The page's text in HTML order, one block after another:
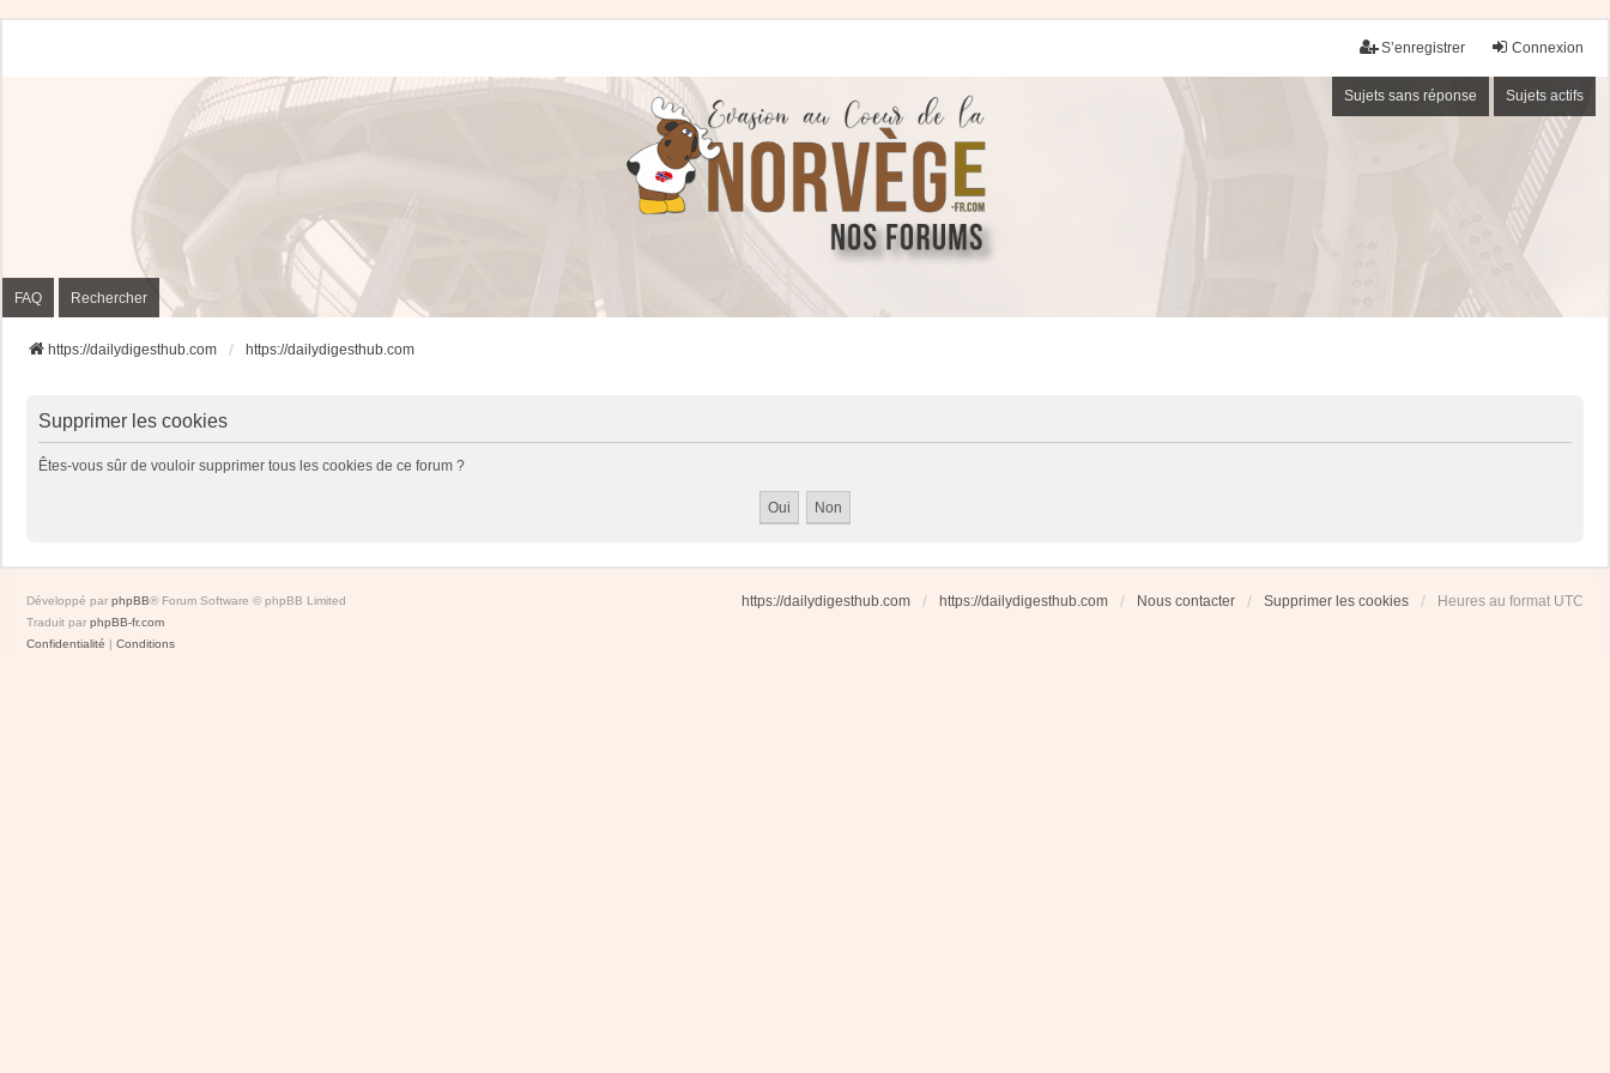
Connexion
S’enregistrer
Sujets sans réponse Sujets actifs
FAQ Rechercher
https://dailydigesthub.com https://dailydigesthub.com
Supprimer les cookies
Êtes-vous sûr de vouloir supprimer tous les cookies de ce forum ?
https://dailydigesthub.com https://dailydigesthub.com Nous contacter Supprimer les cookies Heures au format UTC
Développé par phpBB® Forum Software © phpBB Limited
Traduit par phpBB-fr.com
Confidentialité | Conditions